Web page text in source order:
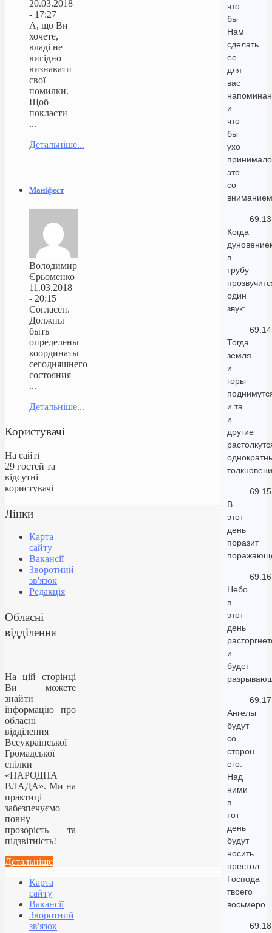
что
бы
Нам
сделать
ее
для
вас
и
что
бы
ухо
принимало
это
со
69.13
Когда
в
трубу
один
звук:
69.14
Тогда
земля
и
горы
и та
и
другие
69.15
В
этот
день
поразит
69.16
Небо
в
этот
день
и
будет
69.17
Ангелы
будут
со
сторон
его.
Над
ними
в
тот
день
будут
носить
престол
Господа
твоего
восьмеро.
69.18
20.03.2018
- 17:27
А, що Ви
хочете,
владі не
вигідно
визнавати
свої
помилки.
Щоб
покласти
...
Детальніше...
Маніфест
Володимир
Єрьоменко
11.03.2018
- 20:15
Согласен.
Должны
быть
определены
координаты
сегодняшнего
состояния
...
Детальніше...
Користувачі
На сайті
29 гостей та
відсутні
користувачі
Лінки
Карта
сайту
Вакансії
Зворотний
зв'язок
Редакція
Обласні
відділення
На цій сторінці
Ви можете
знайти
інформацію про
обласні
відділення
Всеукраїнської
Громадської
спілки
«НАРОДНА
ВЛАДА». Ми на
практиці
забезпечуємо
повну
прозорість та
підзвітність!
Детальніше
Карта
сайту
Вакансії
Зворотний
зв'язок